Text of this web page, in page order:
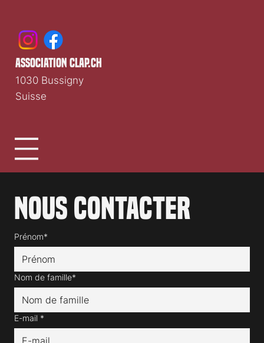
Nous contacter
Prénom*
Nom de famille*
E-mail *
association clap.ch
1030 Bussigny
Suisse